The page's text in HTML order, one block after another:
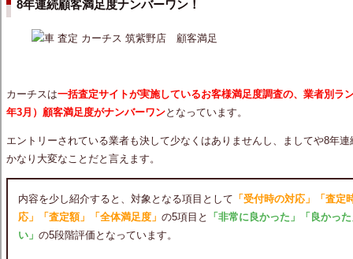
8年連続顧客満足度ナンバーワン！
カーチスは一括査定サイトが実施しているお客様満足度調査の、業者別ラ
年3月）顧客満足度がナンバーワンとなっています。
エントリーされている業者も決して少なくはありませんし、ましてや8年
かなり大変なことだと言えます。
内容を少し紹介すると、対象となる項目として 「受付時の対応」「査
応」「査定額」「全体満足度」 の5項目と
「非常に良かった」「良かっ
い」 の5段階評価となっています。